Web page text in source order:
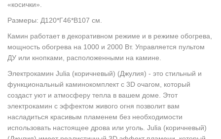
«косички».
Размеры: Д120*Г46*В107 см.
Камин работает в декоративном режиме и в режиме обогрева,
мощность обогрева на 1000 и 2000 Вт. Управляется пультом
ДУ или кнопками, расположенными на камине.
Электрокамин Julia (коричневый) (Джулия) - это стильный и
функциональный каминокомплект с 3D очагом, который
создаст уют и атмосферу тепла в вашем доме. Этот
электрокамин с эффектом живого огня позволит вам
насладиться красивым пламенем без необходимости
использовать настоящее дрова или уголь. Julia (коричневый)